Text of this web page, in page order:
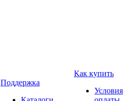
Поддержка
Как купить
Условия